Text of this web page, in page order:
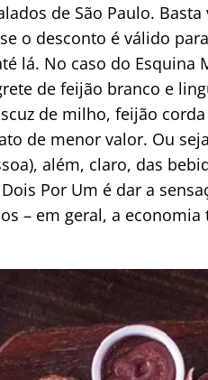
de São Paulo.
o desconto é válido
lá. No caso do Esquina
de feijão branco e
de milho, feijão
de menor valor. Ou
além, claro, das
Por Um é dar a
– em geral, a